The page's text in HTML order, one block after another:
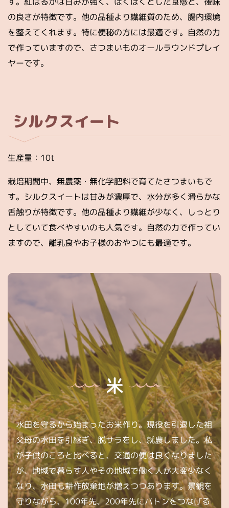
の良さが特徴です。他の品種より繊維質のため、腸内環境
を整えてくれます。特に便秘の方には最適です。自然の力
で作っていますので、さつまいものオールラウンドプレイ
ヤーです。
シルクスイート
生産量：10t
栽培期間中、無農薬・無化学肥料で育てたさつまいもで
す。シルクスイートは甘みが濃厚で、水分が多く滑らかな
舌触りが特徴です。他の品種より繊維が少なく、しっとり
としていて食べやすいのも人気です。自然の力で作ってい
ますので、離乳食やお子様のおやつにも最適です。
米
水田を守るから始まったお米作り。現役を引退した祖
父母の水田を引継ぎ、脱サラをし、就農しました。私
が子供のころと比べると、交通の便は良くなりました
が、地域で暮らす人やその地域で働く人が大変少なく
なり、水田も耕作放棄地が増えつつあります。景観を
守りながら、100年先、200年先にバトンをつなげる